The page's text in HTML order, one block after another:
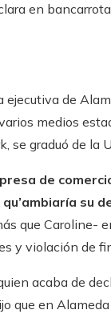
en
de
medios
se graduó de la
de
su
que Caroline-
y violación de
acaba de
que en